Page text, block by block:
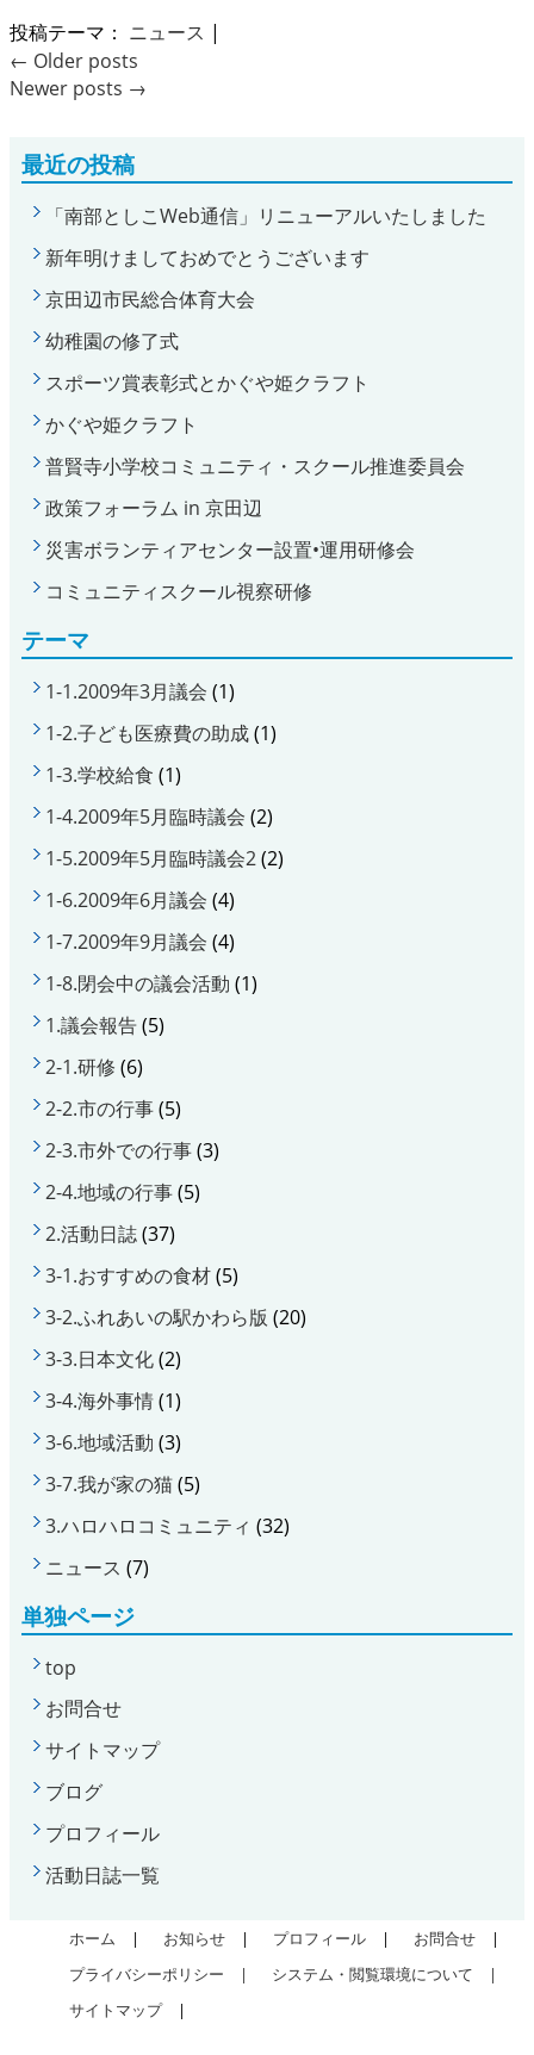
投稿テーマ： ニュース |
← Older posts
Newer posts →
最近の投稿
「南部としこWeb通信」リニューアルいたしました
新年明けましておめでとうございます
京田辺市民総合体育大会
幼稚園の修了式
スポーツ賞表彰式とかぐや姫クラフト
かぐや姫クラフト
普賢寺小学校コミュニティ・スクール推進委員会
政策フォーラム in 京田辺
災害ボランティアセンター設置•運用研修会
コミュニティスクール視察研修
テーマ
1-1.2009年3月議会 (1)
1-2.子ども医療費の助成(1)
1-3.学校給食 (1)
1-4.2009年5月臨時議会 (2)
1-5.2009年5月臨時議会2(2)
1-6.2009年6月議会 (4)
1-7.2009年9月議会 (4)
1-8.閉会中の議会活動 (1)
1.議会報告(5)
2-1.研修 (6)
2-2.市の行事(5)
2-3.市外での行事(3)
2-4.地域の行事(5)
2.活動日誌(37)
3-1.おすすめの食材(5)
3-2.ふれあいの駅かわら版 (20)
3-3.日本文化(2)
3-4.海外事情(1)
3-6.地域活動 (3)
3-7.我が家の猫(5)
3.ハロハロコミュニティ (32)
ニュース (7)
単独ページ
top
お問合せ
サイトマップ
ブログ
プロフィール
活動日誌一覧
ホーム | お知らせ | プロフィール | お問合せ |
プライバシーポリシー |
システム・閲覧環境について |
サイトマップ|